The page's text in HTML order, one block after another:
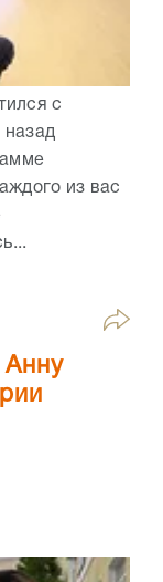
с
назад
из вас
Анну